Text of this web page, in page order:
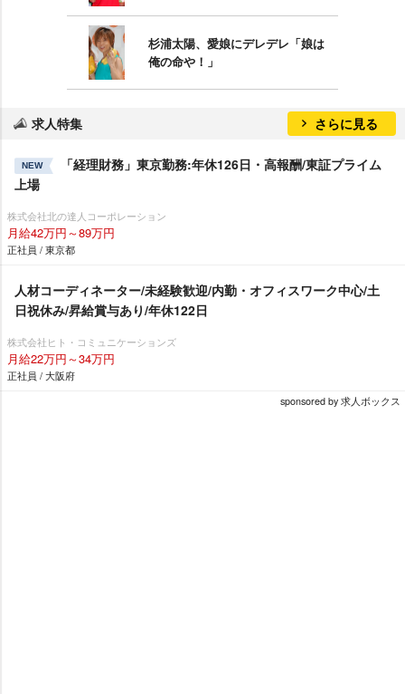
杉浦太陽、愛娘にデレデレ「娘は
俺の命や！」
求人特集 さらに見る
NEW
「経理財務」東京勤務:年休126日・高報酬/東証プライム
上場
株式会社北の達人コーポレーション
月給42万円～89万円
正社員 / 東京都
人材コーディネーター/未経験歓迎/内勤・オフィスワーク中心/土
日祝休み/昇給賞与あり/年休122日
株式会社ヒト・コミュニケーションズ
月給22万円～34万円
正社員 / 大阪府
sponsored by 求人ボックス